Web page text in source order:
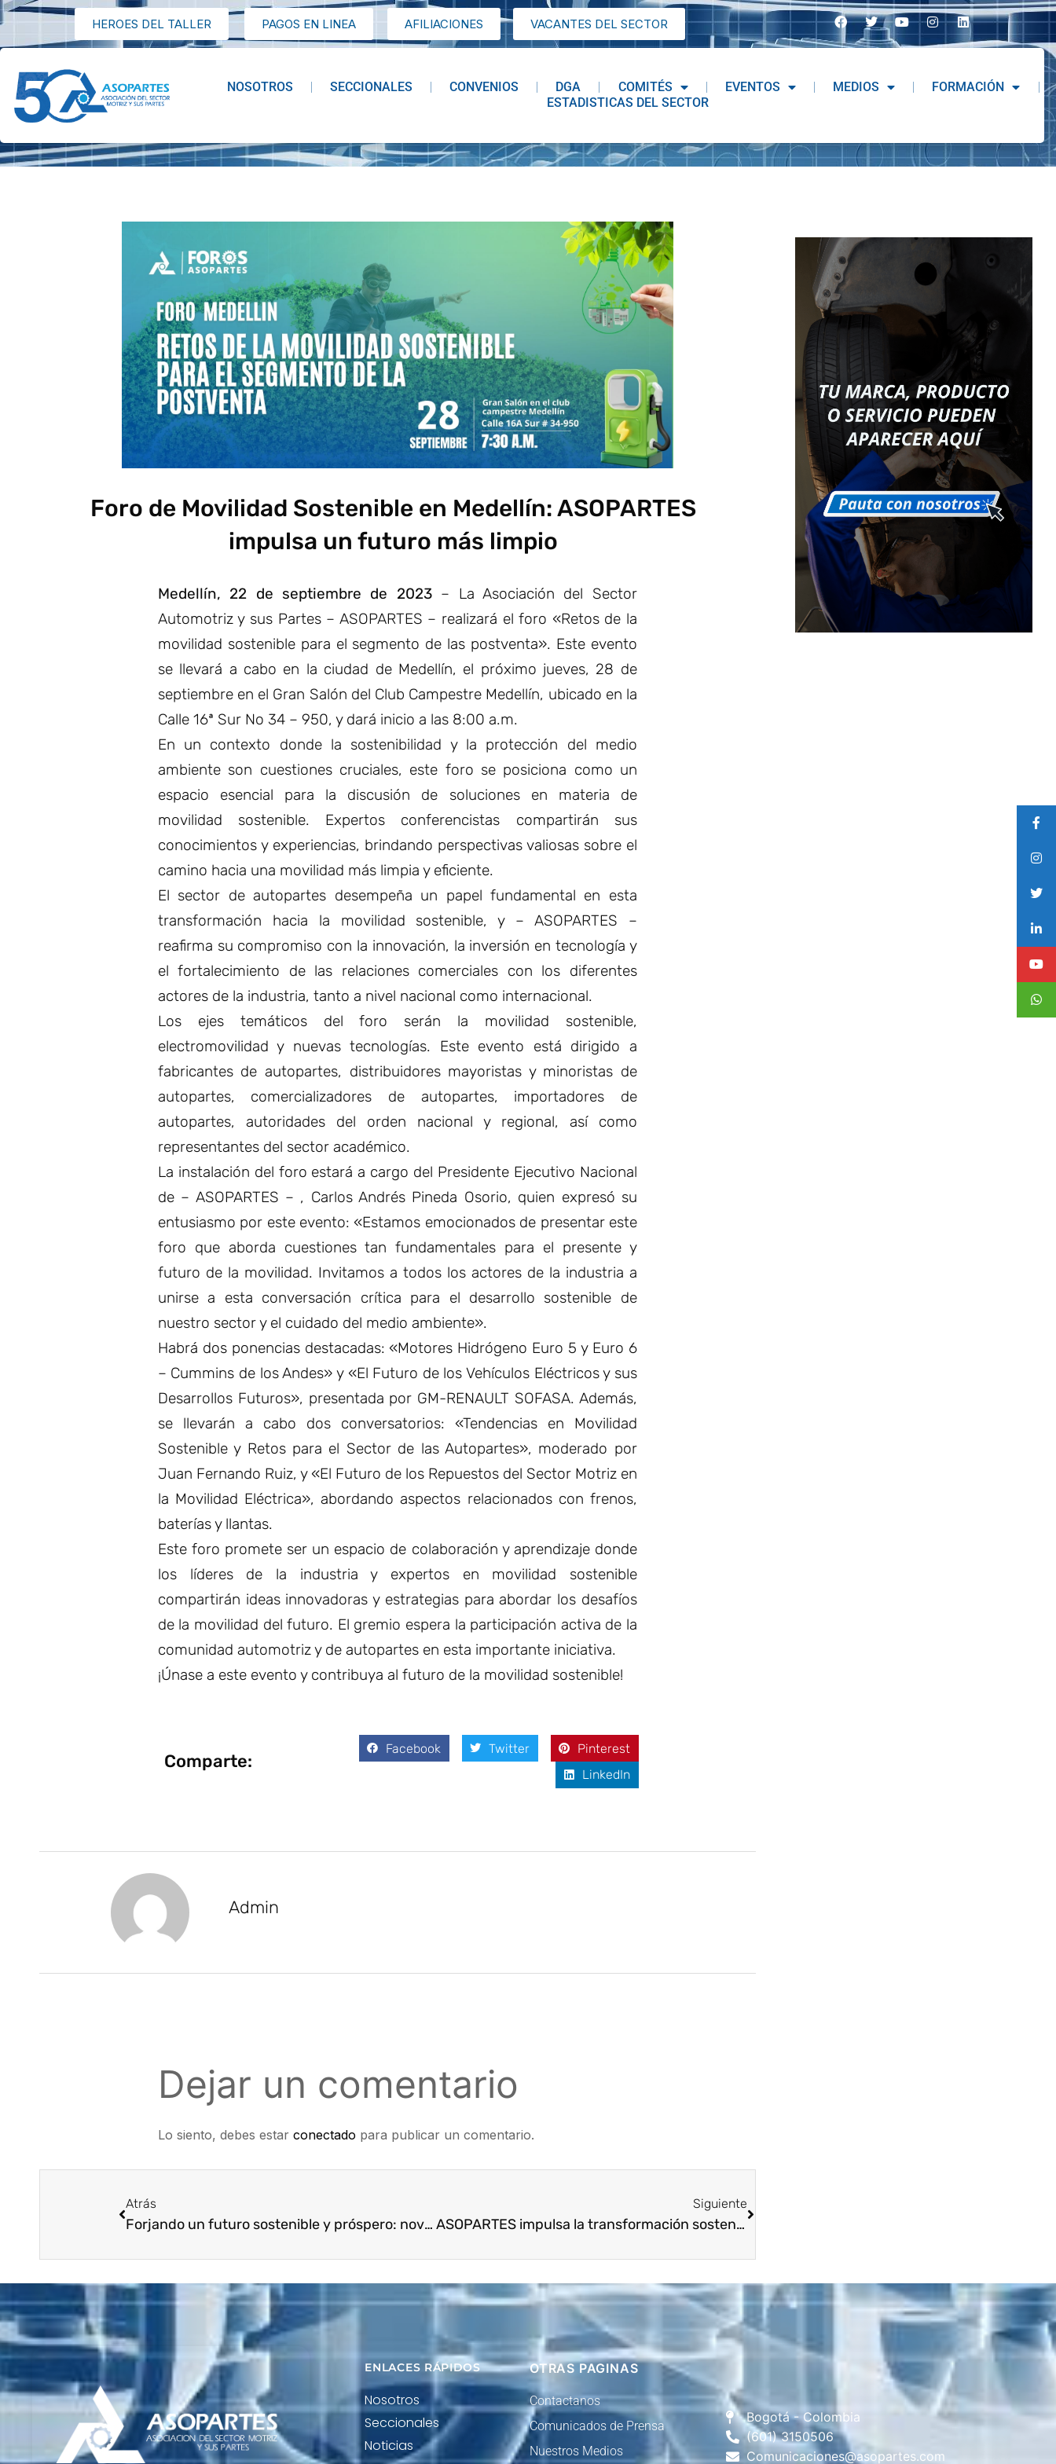
HEROES DEL TALLER PAGOS EN LINEA AFILIACIONES VACANTES DEL SECTOR
NOSOTROS SECCIONALES CONVENIOS DGA COMITÉS EVENTOS MEDIOS
FORMACIÓN
ESTADISTICAS DEL SECTOR
Foro de Movilidad Sostenible en Medellín: ASOPARTES
impulsa un futuro más limpio
Medellín, 22 de septiembre de 2023– La Asociación del Sector
Automotriz y sus Partes – ASOPARTES – realizará el foro «Retos de la
movilidad sostenible para el segmento de las postventa». Este evento
se llevará a cabo en la ciudad de Medellín, el próximo jueves, 28 de
septiembre en el Gran Salón del Club Campestre Medellín, ubicado en la
Calle 16ª Sur No 34 – 950, y dará inicio a las 8:00 a.m.
En un contexto donde la sostenibilidad y la protección del medio
ambiente son cuestiones cruciales, este foro se posiciona como un
espacio esencial para la discusión de soluciones en materia de
movilidad sostenible. Expertos conferencistas compartirán sus
conocimientos y experiencias, brindando perspectivas valiosas sobre el
camino hacia una movilidad más limpia y eficiente.
El sector de autopartes desempeña un papel fundamental en esta
transformación hacia la movilidad sostenible, y – ASOPARTES –
reafirma su compromiso con la innovación, la inversión en tecnología y
el fortalecimiento de las relaciones comerciales con los diferentes
actores de la industria, tanto a nivel nacional como internacional.
Los ejes temáticos del foro serán la movilidad sostenible,
electromovilidad y nuevas tecnologías. Este evento está dirigido a
fabricantes de autopartes, distribuidores mayoristas y minoristas de
autopartes, comercializadores de autopartes, importadores de
autopartes, autoridades del orden nacional y regional, así como
representantes del sector académico.
La instalación del foro estará a cargo del Presidente Ejecutivo Nacional
de – ASOPARTES – , Carlos Andrés Pineda Osorio, quien expresó su
entusiasmo por este evento: «Estamos emocionados de presentar este
foro que aborda cuestiones tan fundamentales para el presente y
futuro de la movilidad. Invitamos a todos los actores de la industria a
unirse a esta conversación crítica para el desarrollo sostenible de
nuestro sector y el cuidado del medio ambiente».
Habrá dos ponencias destacadas: «Motores Hidrógeno Euro 5 y Euro 6
– Cummins de los Andes» y «El Futuro de los Vehículos Eléctricos y sus
Desarrollos Futuros», presentada por GM-RENAULT SOFASA. Además,
se llevarán a cabo dos conversatorios: «Tendencias en Movilidad
Sostenible y Retos para el Sector de las Autopartes», moderado por
Juan Fernando Ruiz, y «El Futuro de los Repuestos del Sector Motriz en
la Movilidad Eléctrica», abordando aspectos relacionados con frenos,
baterías y llantas.
Este foro promete ser un espacio de colaboración y aprendizaje donde
los líderes de la industria y expertos en movilidad sostenible
compartirán ideas innovadoras y estrategias para abordar los desafíos
de la movilidad del futuro. El gremio espera la participación activa de la
comunidad automotriz y de autopartes en esta importante iniciativa.
¡Únase a este evento y contribuya al futuro de la movilidad sostenible!
Comparte:
Facebook Twitter
Pinterest
LinkedIn
Admin
Dejar un comentario
Lo siento, debes estar conectado para publicar un comentario.
Atrás
Forjando un futuro sostenible y próspero: novedades y compromisos de Asopartes
Siguiente
ASOPARTES impulsa la transformación sostenible de la industria automotriz
ENLACES RÁPIDOS
Nosotros
Seccionales
Noticias
OTRAS PAGINAS
Contactanos
Comunicados de Prensa
Nuestros Medios
Bogotá - Colombia
(601) 3150506
Comunicaciones@asopartes.com